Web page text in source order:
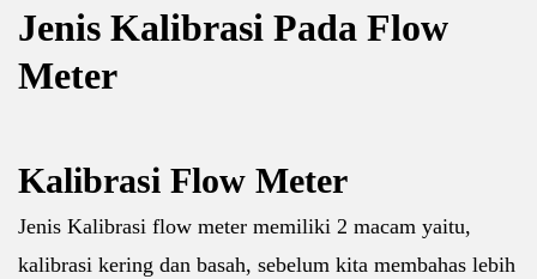
Jenis Kalibrasi Pada Flow
Meter
Kalibrasi Flow Meter
Jenis Kalibrasi flow meter memiliki 2 macam yaitu,
kalibrasi kering dan basah, sebelum kita membahas lebih